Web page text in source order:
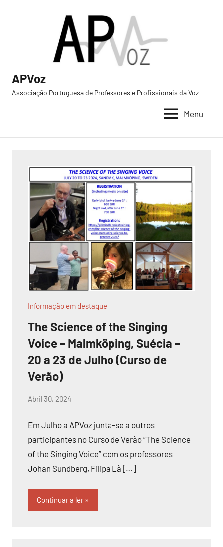
APVoz
Associação Portuguesa de Professores e Profissionais da Voz
Menu
Informação em destaque
The Science of the Singing
Voice – Malmköping, Suécia –
20 a 23 de Julho (Curso de
Verão)
por
Abril 30, 2024
Em Julho a APVoz junta-se a outros
participantes no Curso de Verão “The Science
of the Singing Voice” com os professores
Johan Sundberg, Filipa Lã […]
Continuar a ler